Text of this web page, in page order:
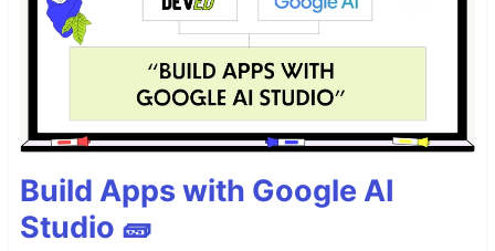
Build Apps with Google AI
Studio 🧱